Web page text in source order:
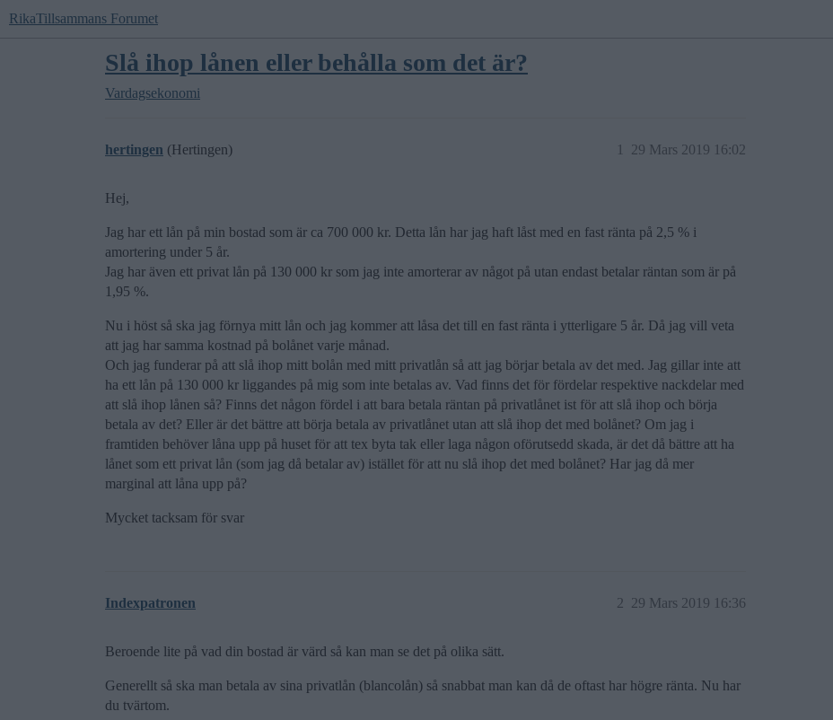
RikaTillsammans Forumet
Slå ihop lånen eller behålla som det är?
Vardagsekonomi
hertingen (Hertingen) 29 Mars 2019 16:02
1
Hej,
Jag har ett lån på min bostad som är ca 700 000 kr. Detta lån har jag haft låst med en fast ränta på 2,5 % i
amortering under 5 år.
Jag har även ett privat lån på 130 000 kr som jag inte amorterar av något på utan endast betalar räntan som är på
1,95 %.
Nu i höst så ska jag förnya mitt lån och jag kommer att låsa det till en fast ränta i ytterligare 5 år. Då jag vill veta
att jag har samma kostnad på bolånet varje månad.
Och jag funderar på att slå ihop mitt bolån med mitt privatlån så att jag börjar betala av det med. Jag gillar inte att
ha ett lån på 130 000 kr liggandes på mig som inte betalas av. Vad finns det för fördelar respektive nackdelar med
att slå ihop lånen så? Finns det någon fördel i att bara betala räntan på privatlånet ist för att slå ihop och börja
betala av det? Eller är det bättre att börja betala av privatlånet utan att slå ihop det med bolånet? Om jag i
framtiden behöver låna upp på huset för att tex byta tak eller laga någon oförutsedd skada, är det då bättre att ha
lånet som ett privat lån (som jag då betalar av) istället för att nu slå ihop det med bolånet? Har jag då mer
marginal att låna upp på?
Mycket tacksam för svar
Indexpatronen 29 Mars 2019 16:36
2
Beroende lite på vad din bostad är värd så kan man se det på olika sätt.
Generellt så ska man betala av sina privatlån (blancolån) så snabbat man kan då de oftast har högre ränta. Nu har
du tvärtom.